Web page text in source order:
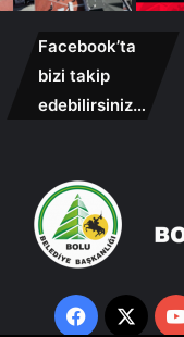
Facebook’ta
bizi takip
edebilirsiniz…
Facebook
X